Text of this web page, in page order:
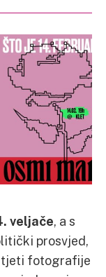
veljače, a s
prosvjed,
fotografije